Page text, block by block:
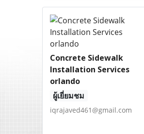
Concrete Sidewalk
Installation Services
orlando
ผู้เยี่ยมชม
iqrajaved461@gmail.com